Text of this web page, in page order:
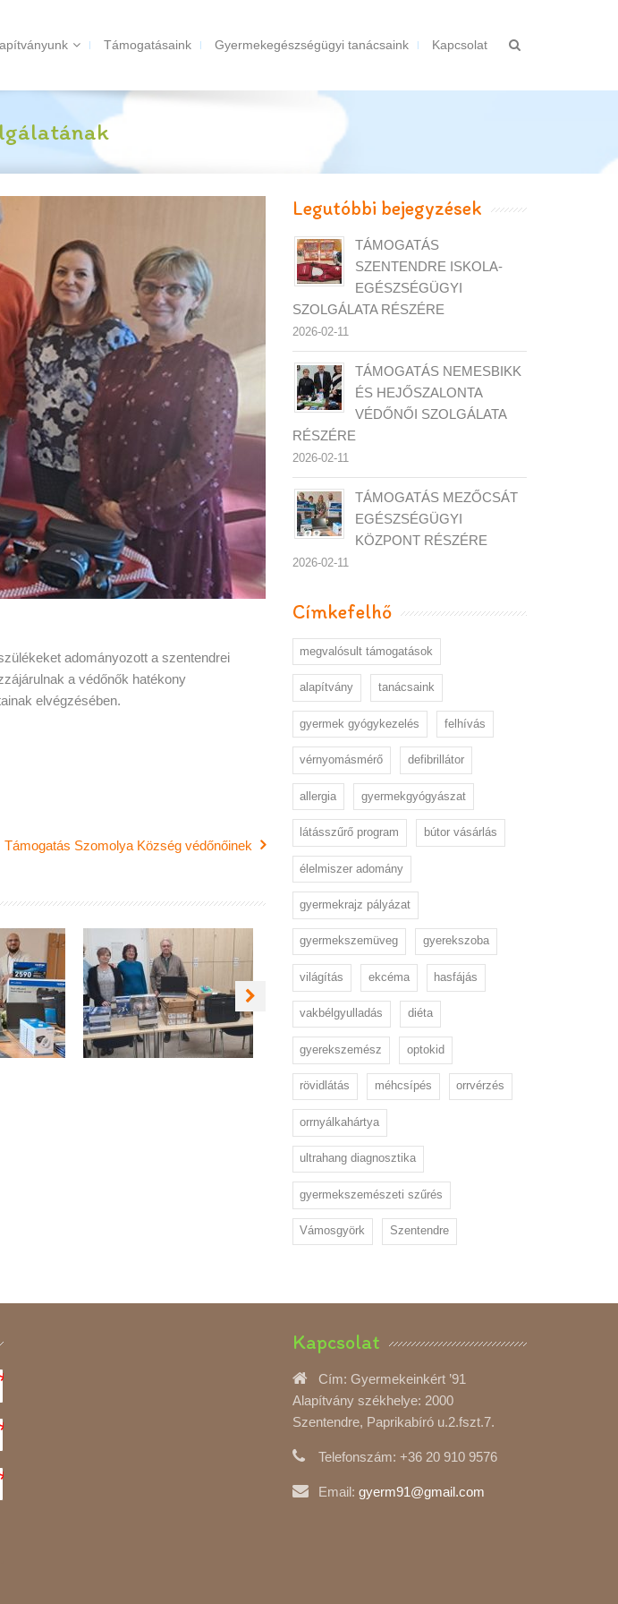
Támogatásaink Gyermekegészségügyi tanácsaink Kapcsolat
adományozott a szentendrei
a védőnők hatékony
elvégzésében.
Támogatás Szomolya Község védőnőinek
TÁMOGATÁS
HEVES VÁRMEGYE
PEDAGÓGIAI
SZAKSZOLGÁLAT
ÉS
TAGINTÉZMÉNYEI
TÁMOGATÁS
ÁROKTŐ
VÉDŐNŐI
SZOLGÁLATA
RÉSZÉRE
HEVES
NEK RÉSZÉRE
Legutóbbi bejegyzések
TÁMOGATÁS
SZENTENDRE ISKOLA-
EGÉSZSÉGÜGYI
SZOLGÁLATA RÉSZÉRE
2026-02-11
TÁMOGATÁS NEMESBIKK
ÉS HEJŐSZALONTA
VÉDŐNŐI SZOLGÁLATA
RÉSZÉRE
2026-02-11
TÁMOGATÁS MEZŐCSÁT
EGÉSZSÉGÜGYI
KÖZPONT RÉSZÉRE
2026-02-11
Címkefelhő
megvalósult támogatások
alapítvány tanácsaink
gyermek gyógykezelés felhívás
vérnyomásmérő defibrillátor
allergia gyermekgyógyászat
látásszűrő program bútor vásárlás
élelmiszer adomány
gyermekrajz pályázat
gyermekszemüveg gyerekszoba
világítás ekcéma hasfájás
vakbélgyulladás diéta
gyerekszemész optokid
rövidlátás méhcsípés orrvérzés
orrnyálkahártya
ultrahang diagnosztika
gyermekszemészeti szűrés
Vámosgyörk Szentendre
Kapcsolat
Cím: Gyermekeinkért ’91
Alapítvány székhelye: 2000
Szentendre, Paprikabíró u.2.fszt.7.
Telefonszám: +36 20 910 9576
Email: gyerm91@gmail.com